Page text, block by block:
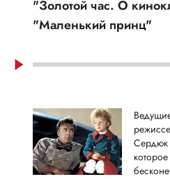
"Золотой час. О
"Маленький принц"
Сердюк